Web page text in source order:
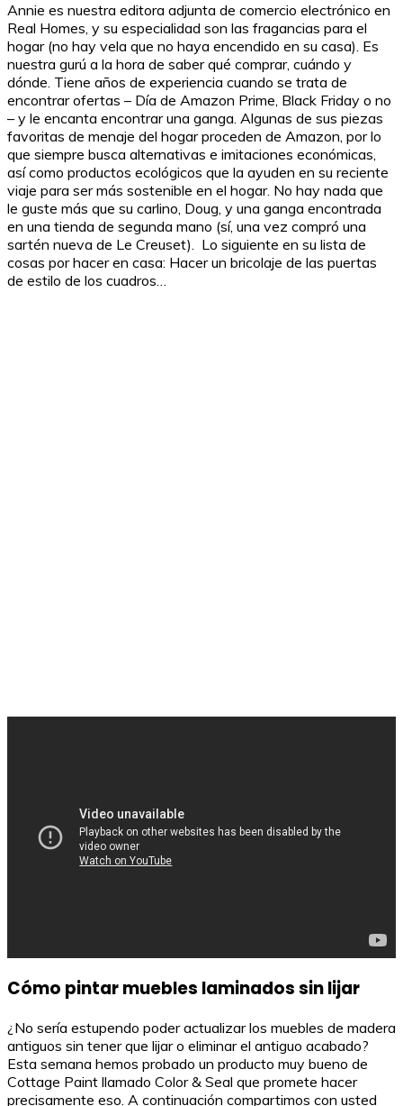
Annie es nuestra editora adjunta de comercio electrónico en
Real Homes, y su especialidad son las fragancias para el
hogar (no hay vela que no haya encendido en su casa). Es
nuestra gurú a la hora de saber qué comprar, cuándo y
dónde. Tiene años de experiencia cuando se trata de
encontrar ofertas – Día de Amazon Prime, Black Friday o no
– y le encanta encontrar una ganga. Algunas de sus piezas
favoritas de menaje del hogar proceden de Amazon, por lo
que siempre busca alternativas e imitaciones económicas,
así como productos ecológicos que la ayuden en su reciente
viaje para ser más sostenible en el hogar. No hay nada que
le guste más que su carlino, Doug, y una ganga encontrada
en una tienda de segunda mano (sí, una vez compró una
sartén nueva de Le Creuset). Lo siguiente en su lista de
cosas por hacer en casa: Hacer un bricolaje de las puertas
de estilo de los cuadros…
Cómo pintar muebles laminados sin lijar
¿No sería estupendo poder actualizar los muebles de madera
antiguos sin tener que lijar o eliminar el antiguo acabado?
Esta semana hemos probado un producto muy bueno de
Cottage Paint llamado Color & Seal que promete hacer
precisamente eso. A continuación compartimos con usted